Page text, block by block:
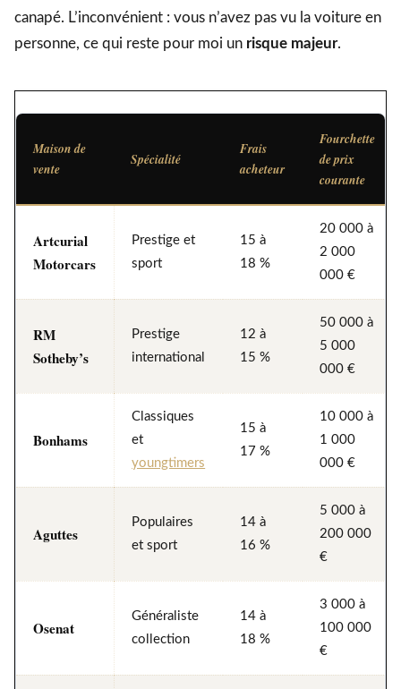
canapé. L’inconvénient : vous n’avez pas vu la voiture en
personne, ce qui reste pour moi un risque majeur.
Maison de
vente
Spécialité
Frais
acheteur
Fourchette
de prix
courante
Artcurial
Motorcars
Prestige et
sport
15 à
18 %
20 000 à
2 000
000 €
RM
Sotheby’s
Prestige
international
12 à
15 %
50 000 à
5 000
000 €
Bonhams
Classiques
et
youngtimers
15 à
17 %
10 000 à
1 000
000 €
Aguttes
Populaires
et sport
14 à
16 %
5 000 à
200 000
€
Osenat
Généraliste
collection
14 à
18 %
3 000 à
100 000
€